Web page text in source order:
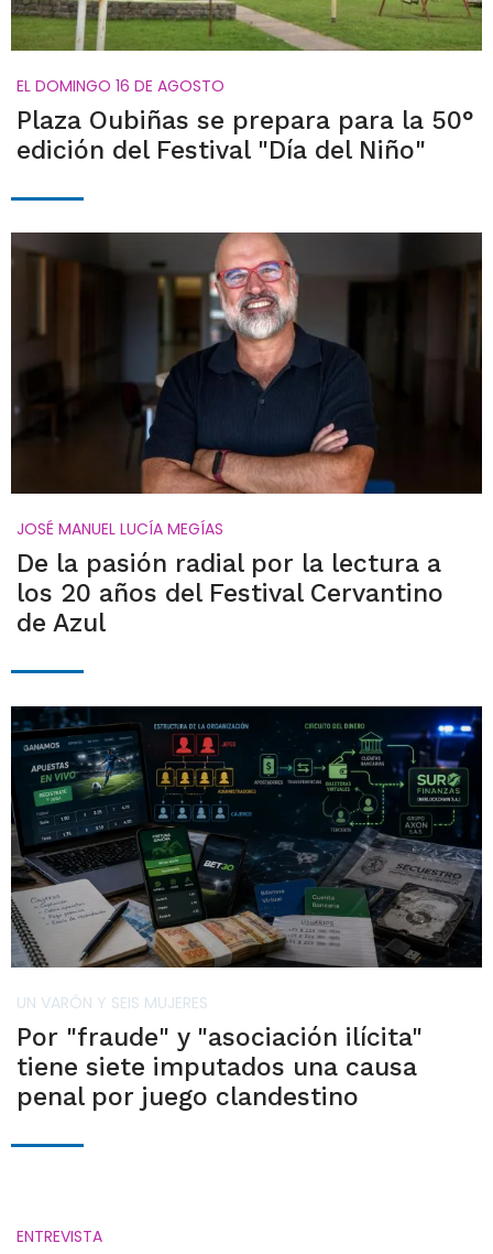
EL DOMINGO 16 DE AGOSTO
Plaza Oubiñas se prepara para la 50°
edición del Festival "Día del Niño"
JOSÉ MANUEL LUCÍA MEGÍAS
De la pasión radial por la lectura a
los 20 años del Festival Cervantino
de Azul
UN VARÓN Y SEIS MUJERES
Por "fraude" y "asociación ilícita"
tiene siete imputados una causa
penal por juego clandestino
ENTREVISTA